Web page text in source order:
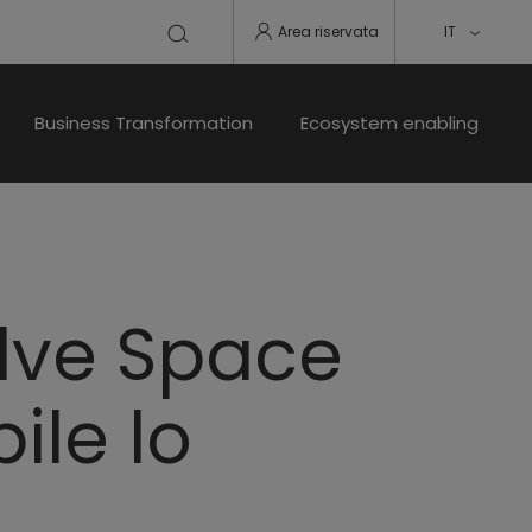
Area riservata IT
Business Transformation Ecosystem enabling
Space
lo